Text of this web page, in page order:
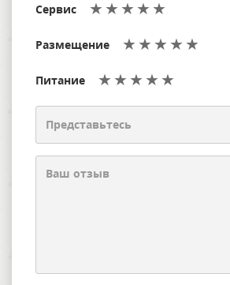
Сервис
Размещение
Питание